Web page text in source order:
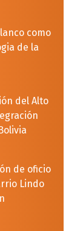
como
de la
del Alto
de oficio
Lindo